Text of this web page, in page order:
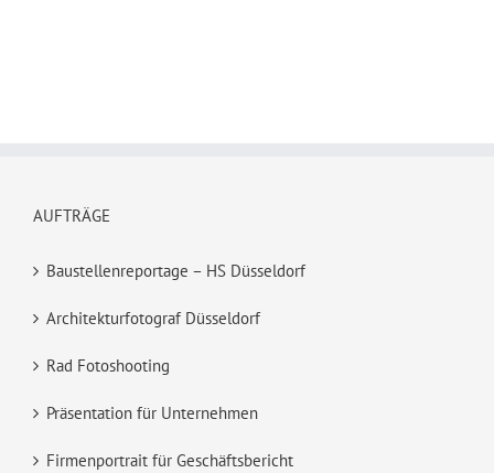
AUFTRÄGE
Baustellenreportage – HS Düsseldorf
Architekturfotograf Düsseldorf
Rad Fotoshooting
Präsentation für Unternehmen
Firmenportrait für Geschäftsbericht